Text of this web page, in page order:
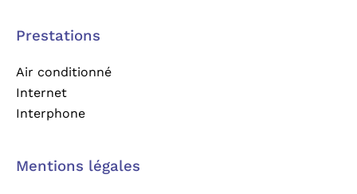
Prestations
Air conditionné
Internet
Interphone
Mentions légales